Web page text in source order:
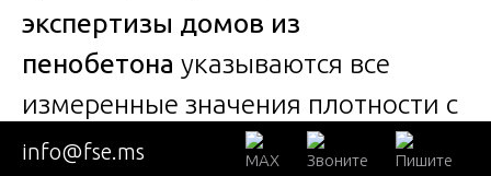
экспертизы домов из
пенобетона указываются все
измеренные значения плотности с
привязкой к плану здания.
info@fse.ms